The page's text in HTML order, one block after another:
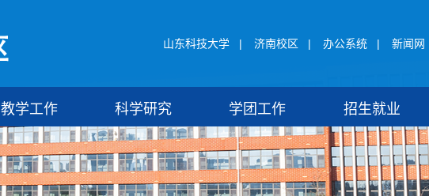
山东科技大学 | 济南校区 | 办公系统 | 新闻网
教学工作 科学研究 学团工作 招生就业